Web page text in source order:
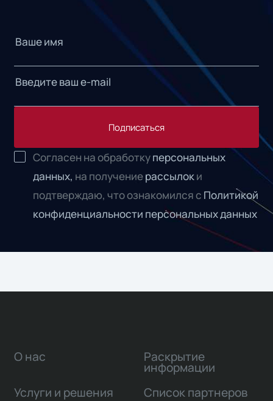
Подписаться
Согласен на обработкуперсональных
данных, на получениерассылоки
подтверждаю, что ознакомился с Политикой
конфиденциальности персональных данных
О нас
Услуги и решения
Раскрытие
информации
Список партнеров